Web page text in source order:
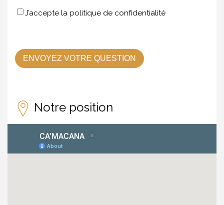
J’accepte la politique de confidentialité
Notre position